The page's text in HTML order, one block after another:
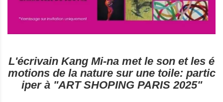
L'écrivain Kang Mi-na met le son et les é
motions de la nature sur une toile: partic
iper à "ART SHOPING PARIS 2025"